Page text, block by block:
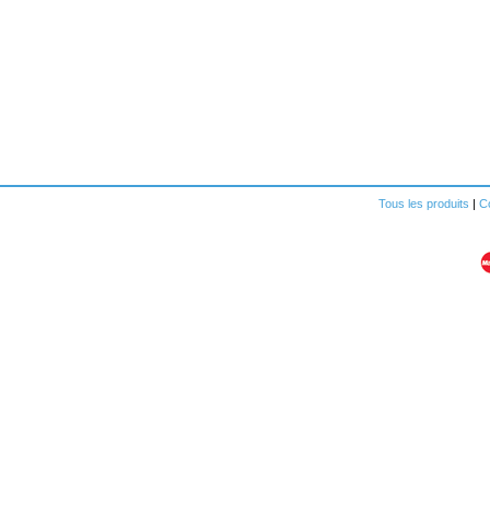
Tous les produits |